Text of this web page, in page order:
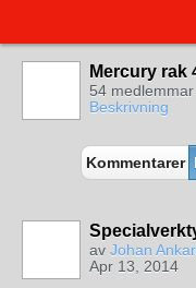
Mercury rak
54 medlemmar
Beskrivning
Kommentarer
av Johan
Apr 13, 2014